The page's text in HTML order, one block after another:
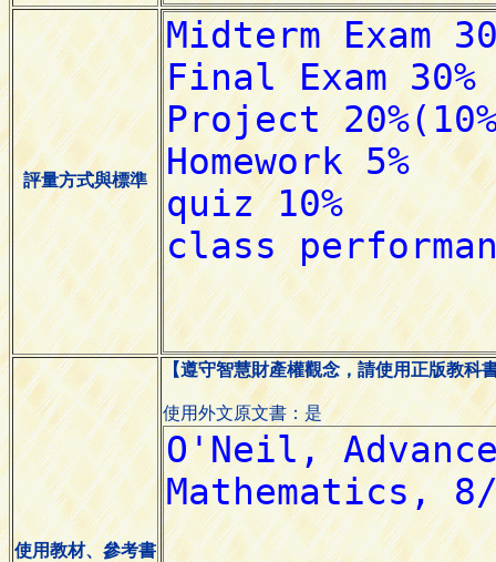
評量方式與標準
使用教材、參考書
【遵守智慧財產權觀念，請使用正版教科
使用外文原文書：是